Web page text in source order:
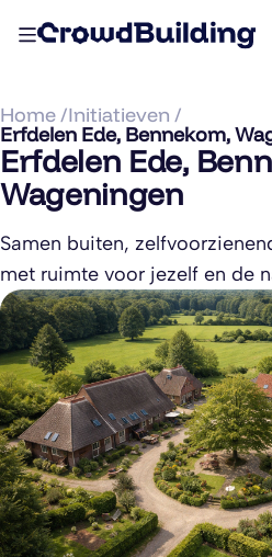
Home /Initiatieven /
Erfdelen Ede, Bennekom,
Erfdelen Ede,
Wageningen
Samen buiten,
met ruimte voor jezelf en de